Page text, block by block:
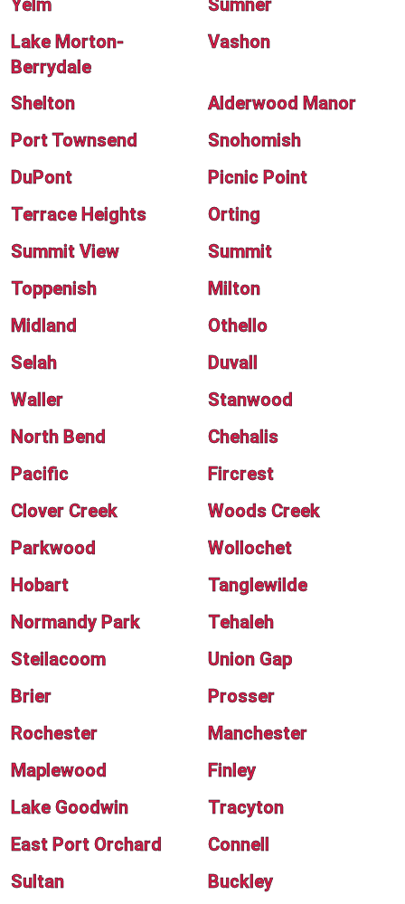
Yelm
Sumner
Lake Morton-
Berrydale
Vashon
Shelton
Alderwood Manor
Port Townsend
Snohomish
DuPont
Picnic Point
Terrace Heights
Orting
Summit View
Summit
Toppenish
Milton
Midland
Othello
Selah
Duvall
Waller
Stanwood
North Bend
Chehalis
Pacific
Fircrest
Clover Creek
Woods Creek
Parkwood
Wollochet
Hobart
Tanglewilde
Normandy Park
Tehaleh
Steilacoom
Union Gap
Brier
Prosser
Rochester
Manchester
Maplewood
Finley
Lake Goodwin
Tracyton
East Port Orchard
Connell
Sultan
Buckley